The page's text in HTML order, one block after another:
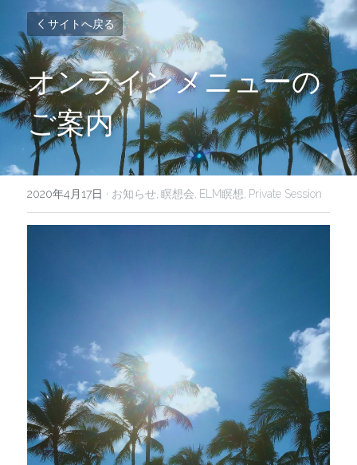
サイトへ戻る
オンラインメニューの
ご案内
2020年4月17日 · お知らせ, 瞑想会, ELM瞑想, Private Session